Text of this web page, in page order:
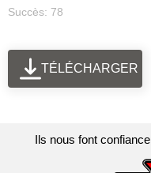
Succès: 78
TÉLÉCHARGER
Ils nous font confiance